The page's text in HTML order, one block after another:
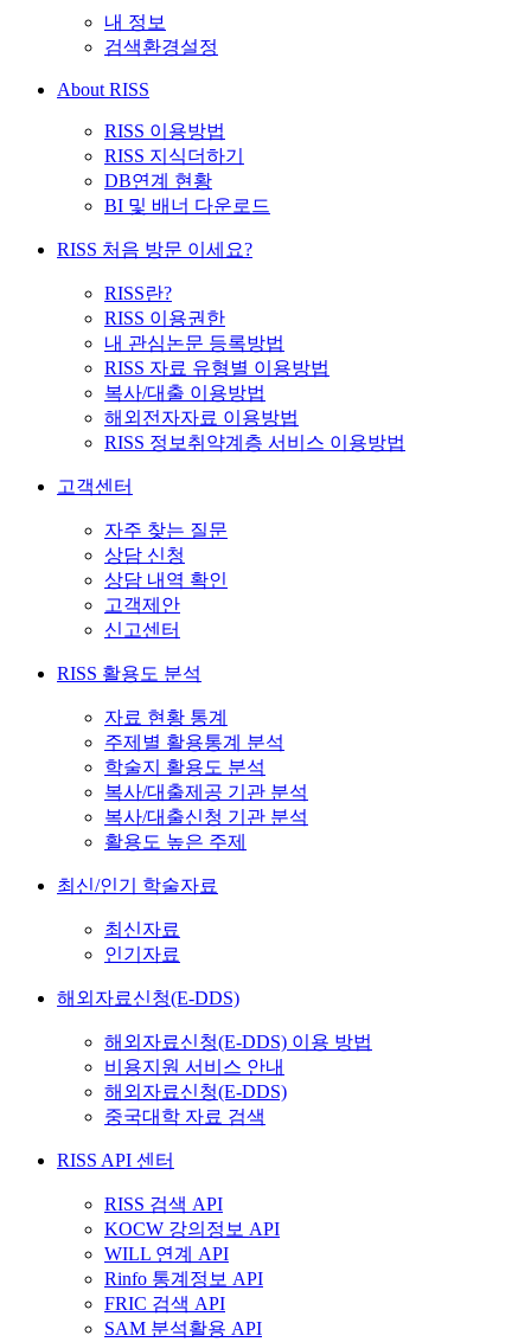
내 정보
검색환경설정
About RISS
RISS 이용방법
RISS 지식더하기
DB연계 현황
BI 및 배너 다운로드
RISS 처음 방문 이세요?
RISS란?
RISS 이용권한
내 관심논문 등록방법
RISS 자료 유형별 이용방법
복사/대출 이용방법
해외전자자료 이용방법
RISS 정보취약계층 서비스 이용방법
고객센터
자주 찾는 질문
상담 신청
상담 내역 확인
고객제안
신고센터
RISS 활용도 분석
자료 현황 통계
주제별 활용통계 분석
학술지 활용도 분석
복사/대출제공 기관 분석
복사/대출신청 기관 분석
활용도 높은 주제
최신/인기 학술자료
최신자료
인기자료
해외자료신청(E-DDS)
해외자료신청(E-DDS) 이용 방법
비용지원 서비스 안내
해외자료신청(E-DDS)
중국대학 자료 검색
RISS API 센터
RISS 검색 API
KOCW 강의정보 API
WILL 연계 API
Rinfo 통계정보 API
FRIC 검색 API
SAM 분석활용 API